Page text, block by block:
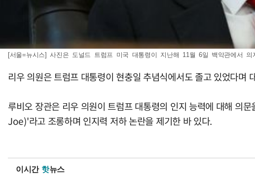
[서울=뉴시스] 사진은 도널드 트럼프 미국 대통령이 지난해 11월 6일 백악관에서
리우 의원은 트럼프 대통령이 현충일 추념식에서도 졸고 있었다며
루비오 장관은 리우 의원이 트럼프 대통령의 인지 능력에 대해 의
Joe)'라고 조롱하며 인지력 저하 논란을 제기한 바 있다.
이시간 핫뉴스